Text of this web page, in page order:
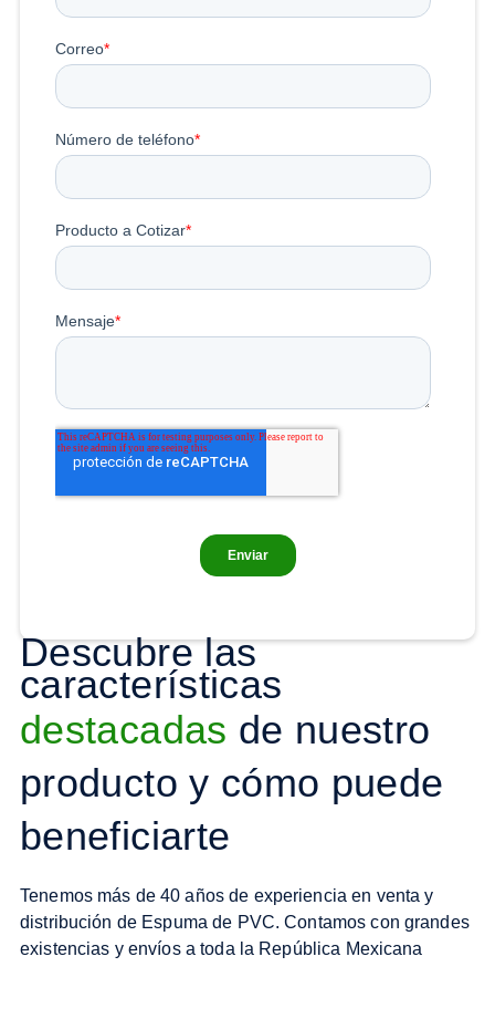
Descubre las
características
destacadas de nuestro
producto y cómo puede
beneficiarte
Tenemos más de 40 años de experiencia en venta y
distribución de Espuma de PVC. Contamos con grandes
existencias y envíos a toda la República Mexicana